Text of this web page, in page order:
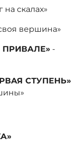
скалах»
вершина»
ПРИВАЛЕ» -
СТУПЕНЬ»